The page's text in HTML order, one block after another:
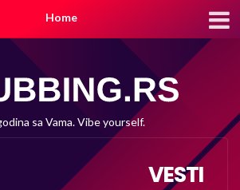
Home
sa Vama. Vibe yourself.
VESTI